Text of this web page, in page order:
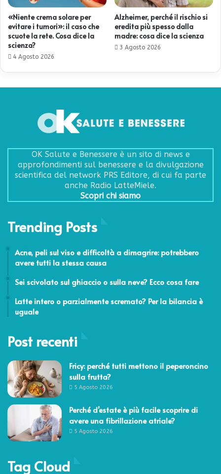
«Niente crema solare per
evitare i tumori»: il caso che
scuote la rete. Cosa dice la
scienza?
4 Agosto 2026
Alzheimer, perché il rischio si
eredita più spesso dalla
madre: cosa dice la scienza
3 Agosto 2026
OK Salute e Benessere è un sito di news e
approfondimenti sul benessere e la divulgazione
scientifica del network PRS Editore, di cui fa parte
anche Radio LatteMiele.
Scopri chi siamo
Trending Posts
Acne, peli sul viso e difficoltà a dimagrire: potrebbero
avere tutti la stessa causa
Sei scivolato sul ghiaccio o sulla neve? Ecco cosa fare
Latte intero o parzialmente scremato? Per la bilancia è
uguale
Post recenti
Fricy: perché tutti mettono il peperoncino
sulla frutta?
5 Agosto 2026
Perché d’estate è più facile scoprire di
avere una fibrillazione atriale?
5 Agosto 2026
Tag Cloud